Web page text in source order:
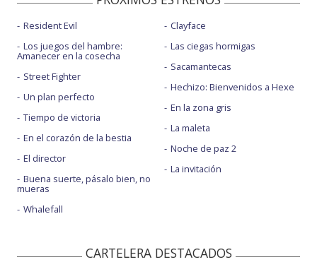
Resident Evil
Los juegos del hambre:
Amanecer en la cosecha
Street Fighter
Un plan perfecto
Tiempo de victoria
En el corazón de la bestia
El director
Buena suerte, pásalo bien, no
mueras
Whalefall
Clayface
Las ciegas hormigas
Sacamantecas
Hechizo: Bienvenidos a Hexe
En la zona gris
La maleta
Noche de paz 2
La invitación
CARTELERA DESTACADOS